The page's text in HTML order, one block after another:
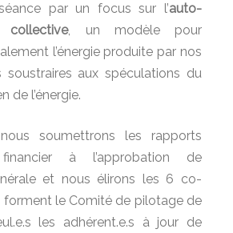
par un focus sur l’auto-
collective, un modèle pour
l’énergie produite par nos
soustraires aux spéculations du
de l’énergie.
soumettrons les rapports
à l’approbation de
et nous élirons les 6 co-
forment le Comité de pilotage de
les adhérent.e.s à jour de